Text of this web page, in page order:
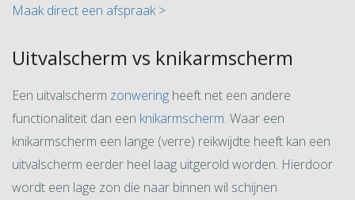
Maak direct een afspraak >
Uitvalscherm vs knikarmscherm
Een uitvalscherm zonwering heeft net een andere
functionaliteit dan een knikarmscherm. Waar een
knikarmscherm een lange (verre) reikwijdte heeft kan een
uitvalscherm eerder heel laag uitgerold worden. Hierdoor
wordt een lage zon die naar binnen wil schijnen